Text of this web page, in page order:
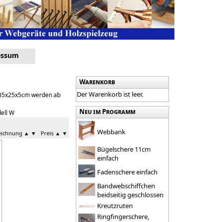
werden ab
W
▲ ▼ Preis ▲ ▼
Warenkorb
Der Warenkorb ist leer.
Neu im Programm
Webbank
Bügelschere 11cm
einfach
Fadenschere einfach
Bandwebschiffchen
beidseitig geschlossen
Kreutzruten
Ringfingerschere,